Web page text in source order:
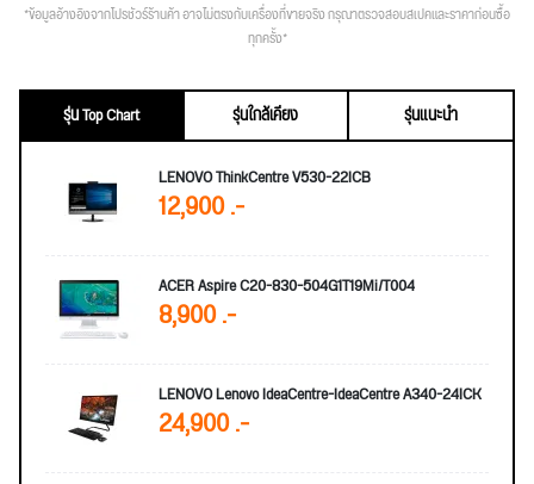
*ข้อมูลอ้างอิงจากโปรชัวร์ร้านค้า อาจไม่ตรงกับเครื่องที่ขายจริง กรุณาตรวจสอบสเปคและราคาก่อนซื้อ
ทุกครั้ง*
รุ่น Top Chart รุ่นใกล้เคียง
รุ่นแนะนำ
LENOVO ThinkCentre V530-22ICB
12,900 .-
ACER Aspire C20-830-504G1T19Mi/T004
8,900 .-
LENOVO Lenovo IdeaCentre-IdeaCentre A340-24ICK
24,900 .-